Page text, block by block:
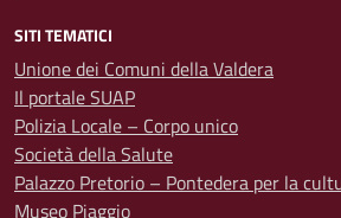
SITI TEMATICI
Unione dei Comuni della Valdera
Il portale SUAP
Polizia Locale – Corpo unico
Società della Salute
Palazzo Pretorio – Pontedera per la
Museo Piaggio